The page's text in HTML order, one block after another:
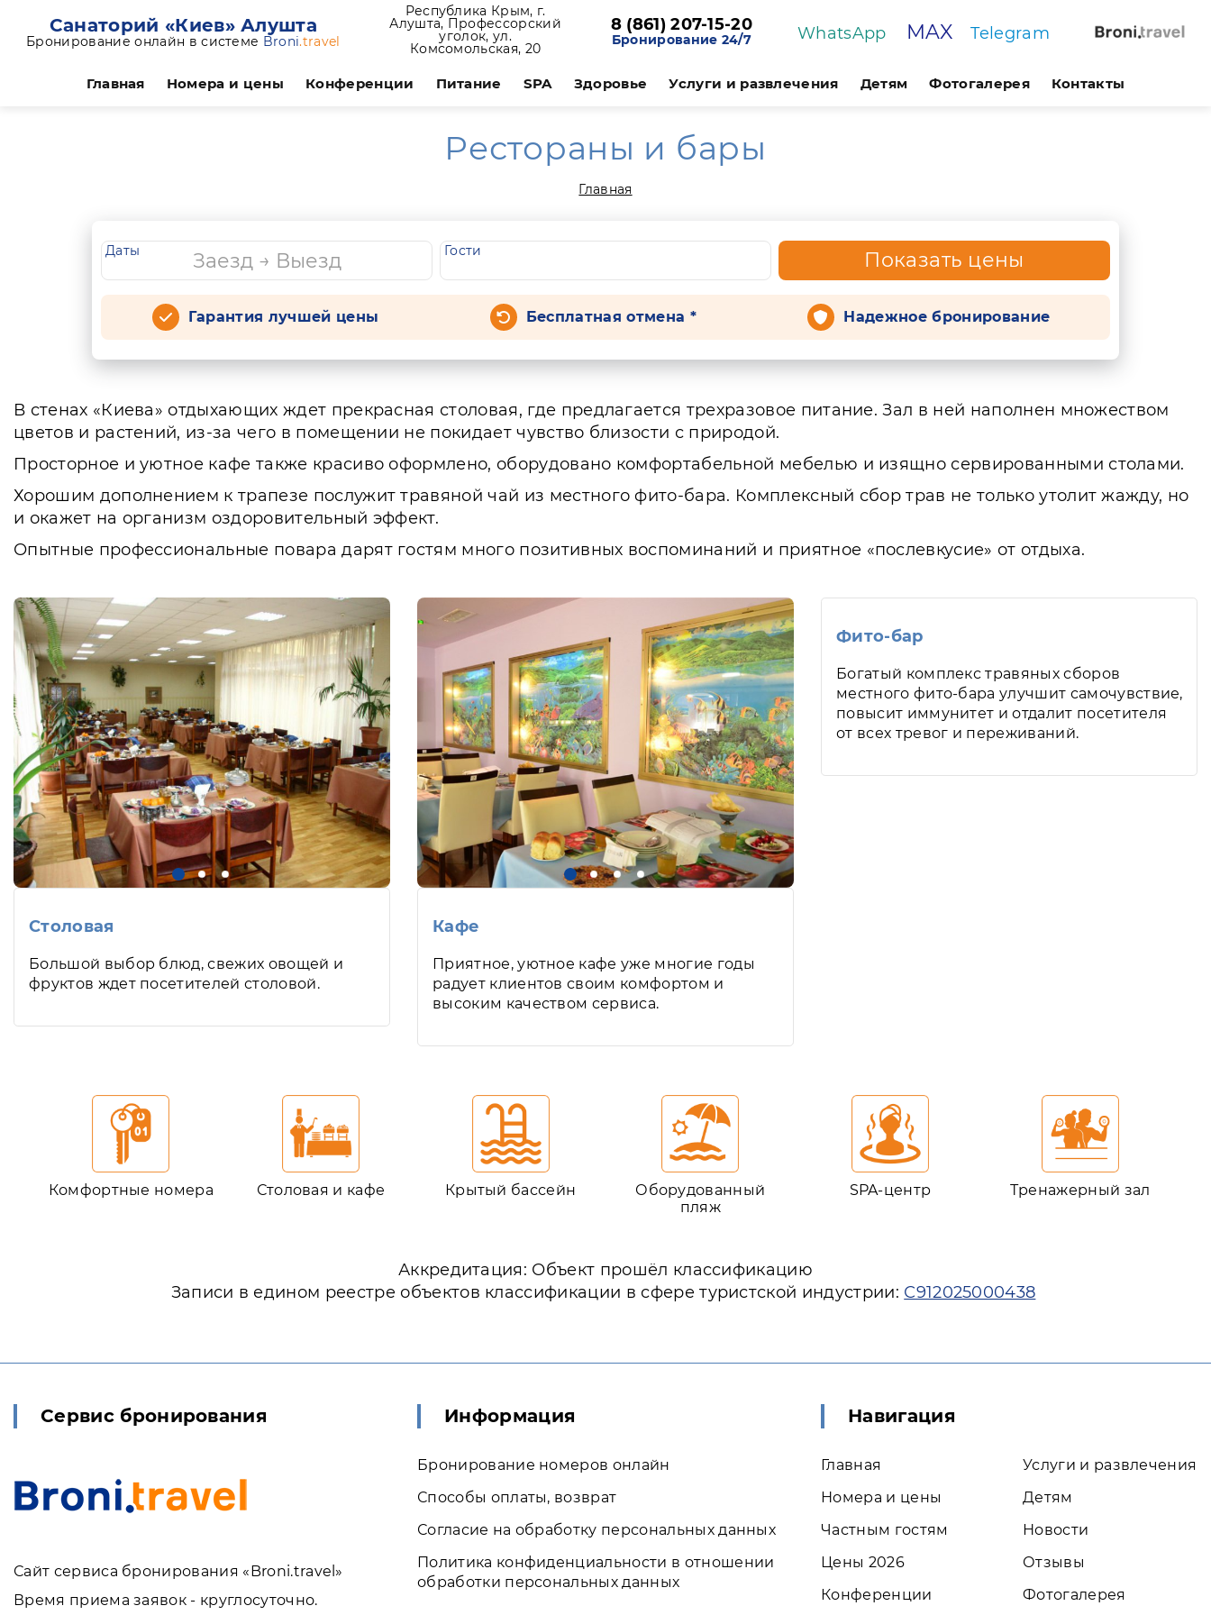
Санаторий «Киев» Алушта
Бронирование онлайн в системе Broni.travel
Республика Крым, г.
Алушта, Профессорский
уголок, ул.
Комсомольская, 20
8 (861) 207-15-20
Бронирование 24/7 WhatsApp MAX Telegram
Главная Номера и цены Конференции Питание SPA Здоровье Услуги и развлечения Детям Фотогалерея Контакты
Рестораны и бары
Главная
Даты Гости Показать цены
Гарантия лучшей цены Бесплатная отмена * Надежное бронирование
В стенах «Киева» отдыхающих ждет прекрасная столовая, где предлагается трехразовое питание. Зал в ней наполнен множеством
цветов и растений, из-за чего в помещении не покидает чувство близости с природой.
Просторное и уютное кафе также красиво оформлено, оборудовано комфортабельной мебелью и изящно сервированными столами.
Хорошим дополнением к трапезе послужит травяной чай из местного фито-бара. Комплексный сбор трав не только утолит жажду, но
и окажет на организм оздоровительный эффект.
Опытные профессиональные повара дарят гостям много позитивных воспоминаний и приятное «послевкусие» от отдыха.
Столовая
Большой выбор блюд, свежих овощей и
фруктов ждет посетителей столовой.
Кафе
Приятное, уютное кафе уже многие годы
радует клиентов своим комфортом и
высоким качеством сервиса.
Фито-бар
Богатый комплекс травяных сборов
местного фито-бара улучшит самочувствие,
повысит иммунитет и отдалит посетителя
от всех тревог и переживаний.
Комфортные номера Столовая и кафе Крытый бассейн
Оборудованный
пляж
SPA-центр Тренажерный зал
Аккредитация: Объект прошёл классификацию
Записи в едином реестре объектов классификации в сфере туристской индустрии: С912025000438
Сервис бронирования
Сайт сервиса бронирования «Broni.travel»
Время приема заявок - круглосуточно.
Информация
Бронирование номеров онлайн
Способы оплаты, возврат
Согласие на обработку персональных данных
Политика конфиденциальности в отношении
обработки персональных данных
Навигация
Главная
Номера и цены
Частным гостям
Цены 2026
Конференции
Услуги и развлечения
Детям
Новости
Отзывы
Фотогалерея